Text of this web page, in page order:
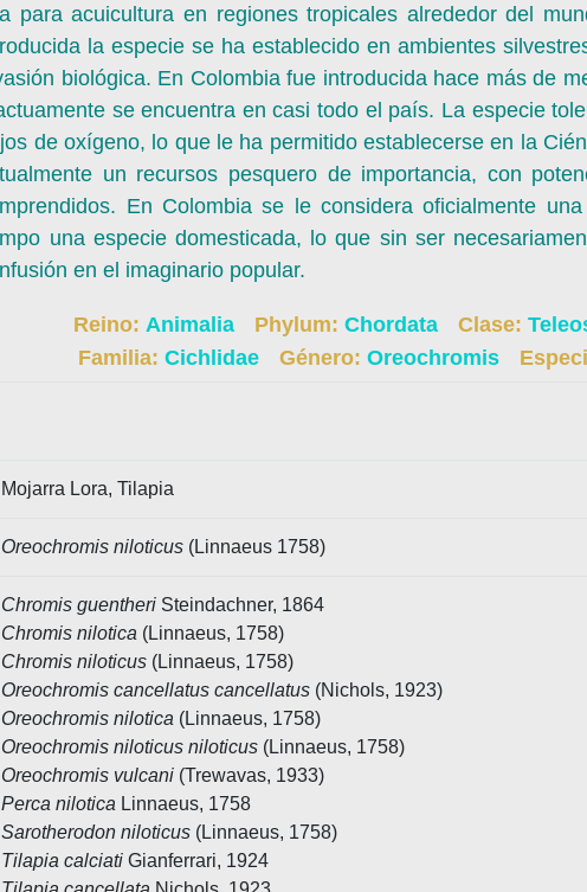
para acuicultura en regiones tropicales alrededor del
la especie se ha establecido en ambientes
biológica. En Colombia fue introducida hace más de
se encuentra en casi todo el país. La especie
de oxígeno, lo que le ha permitido establecerse en la
un recursos pesquero de importancia, con
En Colombia se le considera oficialmente
una especie domesticada, lo que sin ser
en el imaginario popular.
Reino:Animalia Phylum:Chordata Clase:
Familia:Cichlidae Género:Oreochromis
Mojarra Lora, Tilapia
Oreochromis niloticus (Linnaeus 1758)
Chromis guentheri Steindachner, 1864
Chromis nilotica (Linnaeus, 1758)
Chromis niloticus (Linnaeus, 1758)
Oreochromis cancellatus cancellatus (Nichols, 1923)
Oreochromis nilotica (Linnaeus, 1758)
Oreochromis niloticus niloticus (Linnaeus, 1758)
Oreochromis vulcani (Trewavas, 1933)
Perca nilotica Linnaeus, 1758
Sarotherodon niloticus (Linnaeus, 1758)
Tilapia calciati Gianferrari, 1924